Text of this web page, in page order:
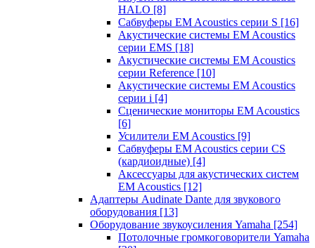
HALO [8]
Сабвуферы EM Acoustics серии S [16]
Акустические системы EM Acoustics
серии EMS [18]
Акустические системы EM Acoustics
серии Reference [10]
Акустические системы EM Acoustics
серии i [4]
Сценические мониторы EM Acoustics
[6]
Усилители EM Acoustics [9]
Сабвуферы EM Acoustics серии CS
(кардиоидные) [4]
Аксессуары для акустических систем
EM Acoustics [12]
Адаптеры Audinate Dante для звукового
оборудования [13]
Оборудование звукоусиления Yamaha [254]
Потолочные громкоговорители Yamaha